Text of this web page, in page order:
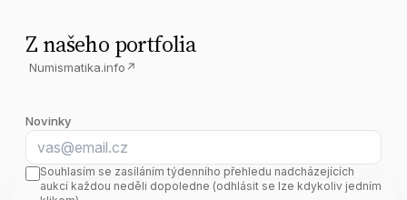
Z našeho portfolia
Numismatika.info ↗
Novinky
E-mail
Souhlasím se zasíláním týdenního přehledu nadcházejících
aukcí každou neděli dopoledne (odhlásit se lze kdykoliv jedním